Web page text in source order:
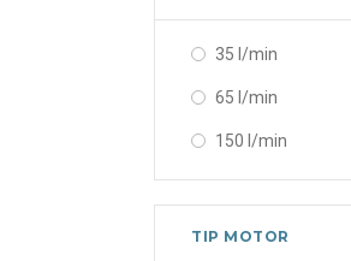
35 l/min
65 l/min
150 l/min
TIP MOTOR